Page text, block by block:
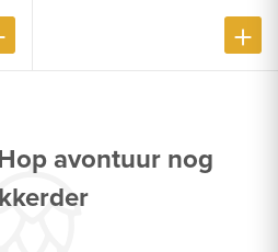
avontuur nog